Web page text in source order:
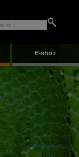
E-shop